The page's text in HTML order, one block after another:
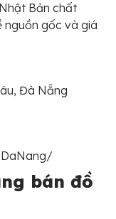
Bản chất
nguồn gốc và giá
Đà Nẵng
bán đồ